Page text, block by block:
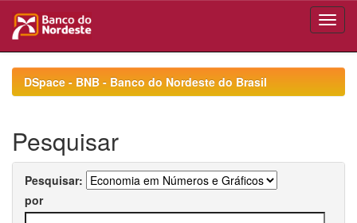
navigationDSpace - BNB - Banco do Nordeste do Brasil
Pesquisar
Pesquisar:
por